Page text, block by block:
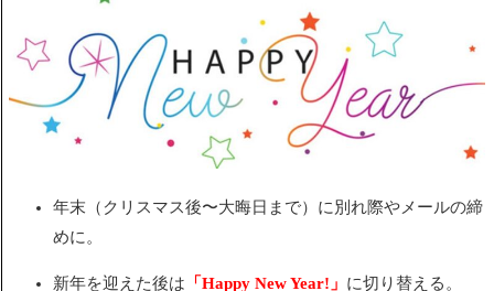
年末（クリスマス後〜大晦日まで）に別れ際やメールの締
めに。
新年を迎えた後は 「Happy New Year!」 に切り替える。